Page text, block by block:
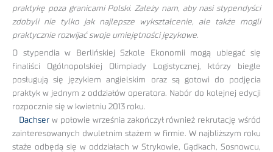
praktykę poza granicami Polski. Zależy nam, aby nasi stypendyści
zdobyli nie tylko jak najlepsze wykształcenie, ale także mogli
praktycznie rozwijać swoje umiejętności językowe.
O stypendia w Berlińskiej Szkole Ekonomii mogą ubiegać się
finaliści Ogólnopolskiej Olimpiady Logistycznej, którzy biegle
posługują się językiem angielskim oraz są gotowi do podjęcia
praktyk w jednym z oddziałów operatora. Nabór do kolejnej edycji
rozpocznie się w kwietniu 2013 roku.
Dachserw połowie września zakończył również rekrutację wśród
zainteresowanych dwuletnim stażem w firmie. W najbliższym roku
staże odbędą się w oddziałach w Strykowie, Gądkach, Sosnowcu,